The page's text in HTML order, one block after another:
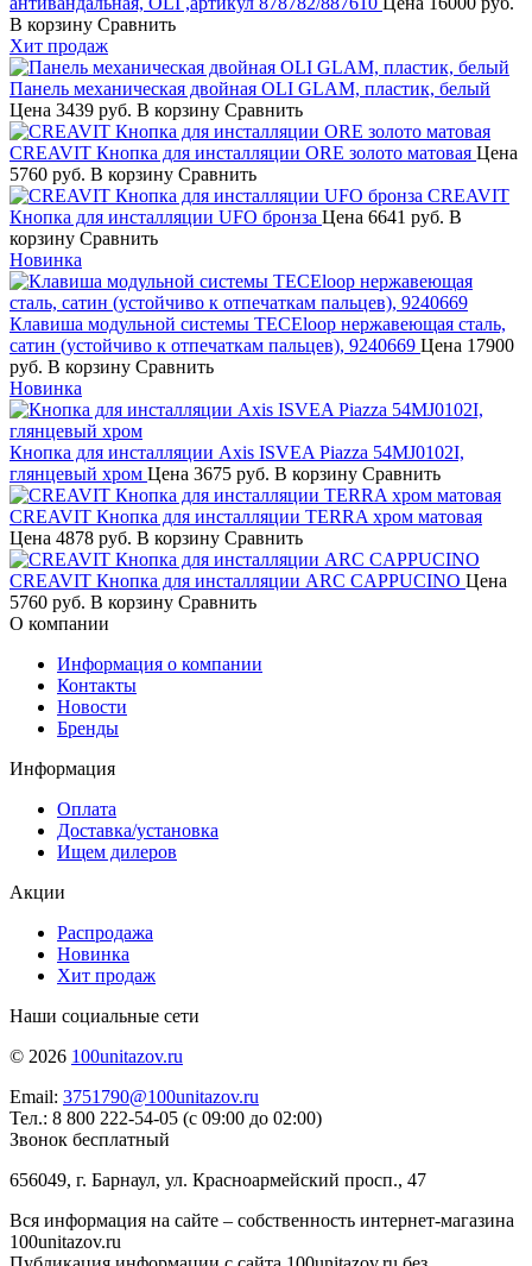
В корзину Сравнить
Хит продаж
Панель механическая двойная OLI GLAM, пластик, белый
Цена 3439 руб. В корзину Сравнить
CREAVIT Кнопка для инсталляции ORE золото матовая Цена
5760 руб. В корзину Сравнить
CREAVIT
Кнопка для инсталляции UFO бронза Цена 6641 руб. В
корзину Сравнить
Новинка
Клавиша модульной системы TECEloop нержавеющая сталь,
сатин (устойчиво к отпечаткам пальцев), 9240669 Цена 17900
руб. В корзину Сравнить
Новинка
Кнопка для инсталляции Axis ISVEA Piazza 54MJ0102I,
глянцевый хром Цена 3675 руб. В корзину Сравнить
CREAVIT Кнопка для инсталляции TERRA хром матовая
Цена 4878 руб. В корзину Сравнить
CREAVIT Кнопка для инсталляции ARC CAPPUCINO Цена
5760 руб. В корзину Сравнить
О компании
Информация о компании
Контакты
Новости
Бренды
Информация
Оплата
Доставка/установка
Ищем дилеров
Акции
Распродажа
Новинка
Хит продаж
Наши социальные сети
© 2026 100unitazov.ru
Email: 3751790@100unitazov.ru
Тел.: 8 800 222-54-05 (с 09:00 до 02:00)
Звонок бесплатный
656049, г. Барнаул, ул. Красноармейский просп., 47
Вся информация на сайте – собственность интернет-магазина
100unitazov.ru